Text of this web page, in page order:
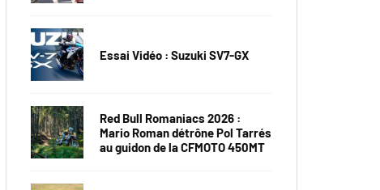
Essai Vidéo : Suzuki SV7-GX
Red Bull Romaniacs 2026 :
Mario Roman détrône Pol Tarrés
au guidon de la CFMOTO 450MT